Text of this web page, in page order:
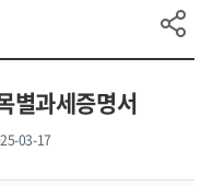
별과세증명서
03-17